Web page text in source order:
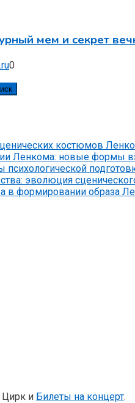
мем и секрет
0
костюмов
Ленкома: новые формы
эволюция
в формировании образа
Цирк и Билеты на концерт.